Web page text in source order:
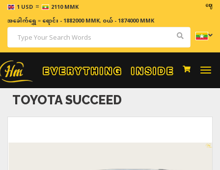
1 USD = 2110 MMK ဈေးနှုန်း
အခေါက်ရွှေ=ရောင်း - 1882000 MMK, ဝယ် - 1874000 MMK
TOYOTA SUCCEED